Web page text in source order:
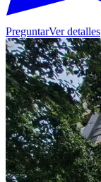
PreguntarVer detalles